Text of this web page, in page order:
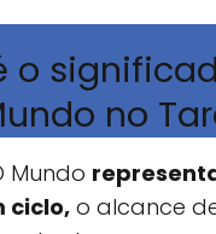
o
no
Mundo
ciclo,o alcance